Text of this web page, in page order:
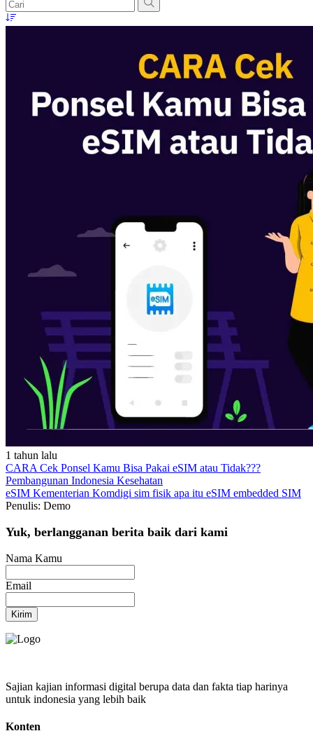
1 tahun lalu
CARA Cek Ponsel Kamu Bisa Pakai eSIM atau Tidak???
Pembangunan Indonesia Kesehatan
eSIM Kementerian Komdigi sim fisik apa itu eSIM embedded SIM
Penulis: Demo
Yuk, berlangganan berita baik dari kami
Nama Kamu
Email
Kirim
Sajian kajian informasi digital berupa data dan fakta tiap harinya
untuk indonesia yang lebih baik
Konten